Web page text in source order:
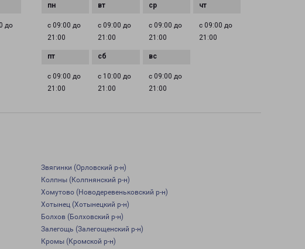
до
с 09:00 до
21:00
с 09:00 до
21:00
с 09:00 до
21:00
с 09:00 до
21:00
с 09:00 до
21:00
с 10:00 до
21:00
с 09:00 до
21:00
Звягинки (Орловский р-н)
Колпны (Колпнянский р-н)
Хомутово (Новодеревеньковский р-н)
Хотынец (Хотынецкий р-н)
Болхов (Болховский р-н)
Залегощь (Залегощенский р-н)
Кромы (Кромской р-н)